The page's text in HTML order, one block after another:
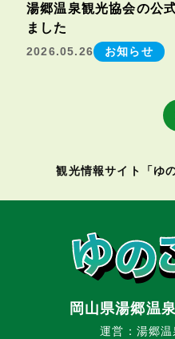
湯郷温泉観光協会の公
ました
2026.05.26 お知らせ
観光情報サイト「ゆ
岡山県湯郷温
運営：湯郷